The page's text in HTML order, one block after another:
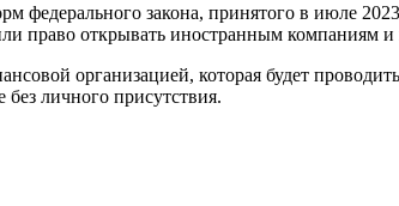
федерального закона, принятого в июле
право открывать иностранным компаниям
организацией, которая будет
личного присутствия.